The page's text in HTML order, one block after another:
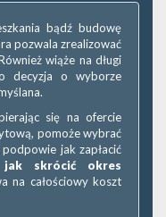
bądź budowę
pozwala zrealizować
wiąże na długi
decyzja o wyborze
się na ofercie
pomoże wybrać
jak zapłacić
jak skrócić okres
na całościowy koszt